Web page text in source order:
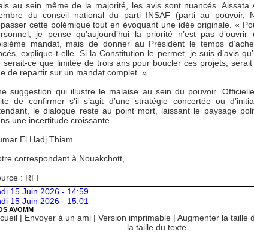
au sein même de la majorité, les avis sont nuancés. Aissata
du conseil national du parti INSAF (parti au pouvoir,
cette polémique tout en évoquant une idée originale. «
je pense qu’aujourd’hui la priorité n’est pas
mandat, mais de donner au Président le temps
explique-t-elle. Si la Constitution le permet, je suis d’avis
serait-ce que limitée de trois ans pour boucler ces projets,
de repartir sur un mandat complet. »
suggestion qui illustre le malaise au sein du pouvoir.
de confirmer s’il s’agit d’une stratégie concertée ou
le dialogue reste au point mort, laissant le paysage
une incertitude croissante.
El Hadj Thiam
correspondant à Nouakchott,
: RFI
15 Juin 2026 - 14:59
15 Juin 2026 - 15:01
AVOMM
| Envoyer à un ami | Version imprimable | Augmenter la taille
la taille du texte